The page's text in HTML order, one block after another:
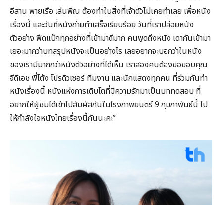
อีสาน พายเรือ เล่นพิณ ต้องทำในสิ่งที่เจ้าตัวไม่เคยทำเลย เพื่อหนัง
เรื่องนี้ และวันที่หนังถ่ายทำเสร็จเรียบร้อย วันที่เราปล่อยหนัง
ตัวอย่าง ฟีดแบ็กทุกอย่างที่เข้ามาดีมาก คนพูดถึงหนัง เดากันเข้ามา
เยอะมากว่าบทสรุปหนังจะเป็นอย่างไร เลยอยากจะบอกว่าในหนัง
ของเรามีมากกว่าหนังตัวอย่างที่ได้เห็น เราสองคนต้องขอขอบคุณ
จีดีเอช พี่โต้ง โปรดิวเซอร์ ทีมงาน และนักแสดงทุกคน ที่ร่วมกันทำ
หนังเรื่องนี้ หนังแห่งการเติบโตที่มีความรักมาเป็นบททดสอบ ที่
อยากให้ผู้ชมได้เข้าไปสัมผัสกันในโรงภาพยนตร์ 9 กุมภาพันธ์นี้ ไป
ให้กำลังใจหนังไทยเรื่องนี้กันนะคะ”